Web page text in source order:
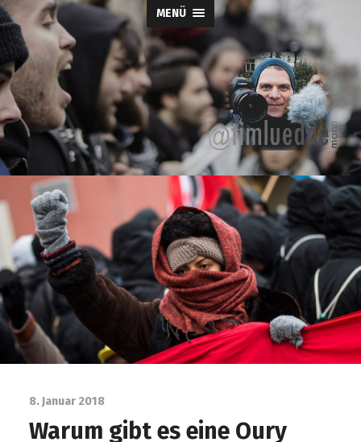
MENÜ
Tim-
8. Januar 2018
Warum gibt es eine Oury